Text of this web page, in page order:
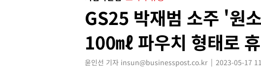
GS25 박재범 소주 '원
100㎖ 파우치 형태로
윤인선 기자 insun@businesspost.co.kr 2023-05-17